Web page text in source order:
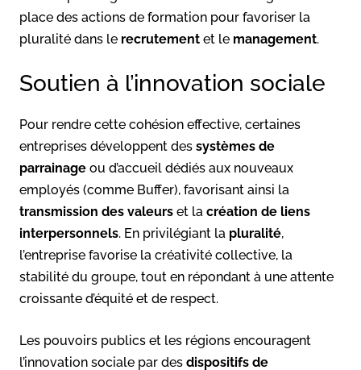
place des actions de formation pour favoriser la
pluralité dans le recrutement et le management.
Soutien à l’innovation sociale
Pour rendre cette cohésion effective, certaines
entreprises développent des systèmes de
parrainage ou d’accueil dédiés aux nouveaux
employés (comme Buffer), favorisant ainsi la
transmission des valeurs et la création de liens
interpersonnels. En privilégiant la pluralité,
l’entreprise favorise la créativité collective, la
stabilité du groupe, tout en répondant à une attente
croissante d’équité et de respect.
Les pouvoirs publics et les régions encouragent
l’innovation sociale par des dispositifs de